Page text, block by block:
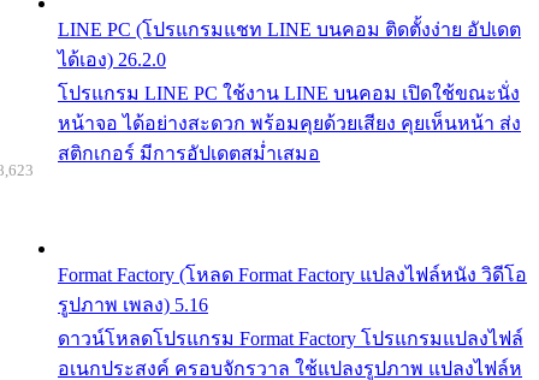
LINE PC (โปรแกรมแชท LINE บนคอม ติดตั้งง่าย อัปเดต
ได้เอง) 26.2.0
โปรแกรม LINE PC ใช้งาน LINE บนคอม เปิดใช้ขณะนั่ง
หน้าจอ ได้อย่างสะดวก พร้อมคุยด้วยเสียง คุยเห็นหน้า ส่ง
สติกเกอร์ มีการอัปเดตสม่ำเสมอ
Format Factory (โหลด Format Factory แปลงไฟล์หนัง วิดีโอ
รูปภาพ เพลง) 5.16
ดาวน์โหลดโปรแกรม Format Factory โปรแกรมแปลงไฟล์
อเนกประสงค์ ครอบจักรวาล ใช้แปลงรูปภาพ แปลงไฟล์ห